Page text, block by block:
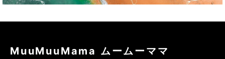
MuuMuuMama ムームーママ